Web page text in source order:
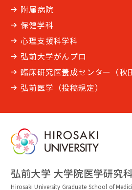
附属病院
保健学科
心理支援科学科
弘前大学がんプロ
臨床研究医養成センター（秋
弘前医学（投稿規定）
弘前大学 大学院医学研究
Hirosaki University Graduate School of